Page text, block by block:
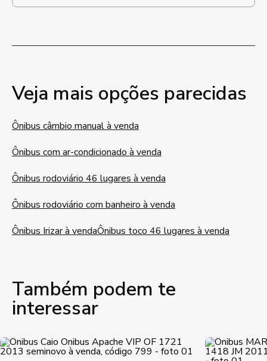
Veja mais opções parecidas
Ônibus câmbio manual à venda
Ônibus com ar-condicionado à venda
Ônibus rodoviário 46 lugares à venda
Ônibus rodoviário com banheiro à venda
Ônibus Irizar à vendaÔnibus toco 46 lugares à venda
Também podem te
interessar